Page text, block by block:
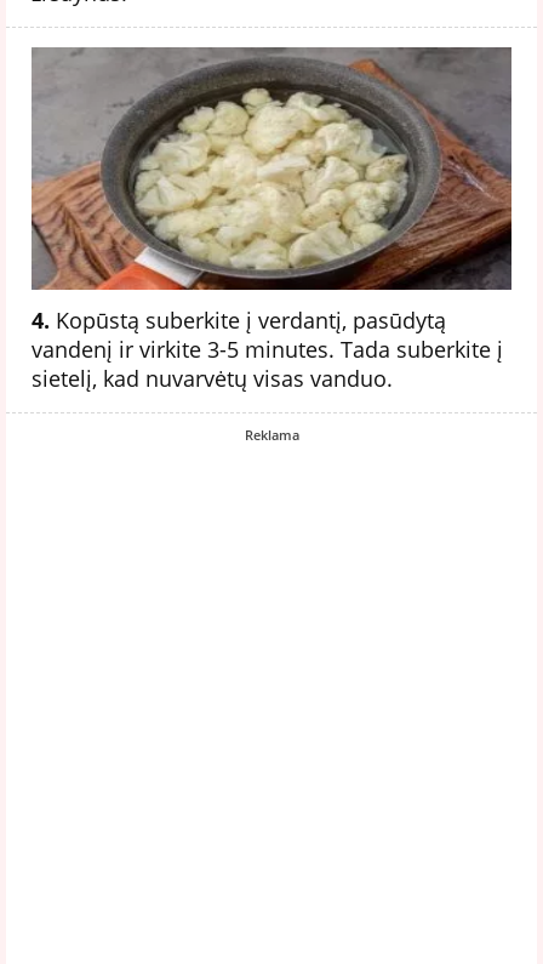
4. Kopūstą suberkite į verdantį, pasūdytą
vandenį ir virkite 3-5 minutes. Tada suberkite į
sietelį, kad nuvarvėtų visas vanduo.
Reklama